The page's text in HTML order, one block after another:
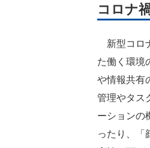
コロナ
新型コロ
た働く環境
や情報共有
管理やタス
ーションの
ったり、「